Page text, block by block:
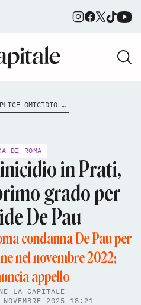
TRIPLICE-OMICIDIO-PRATI-ERGASTOLO-DE-PAU
DI ROMA
in Prati,
grado per
De Pau
condanna De Pau per
nel novembre 2022;
appello
LA CAPITALE
2025 18:21